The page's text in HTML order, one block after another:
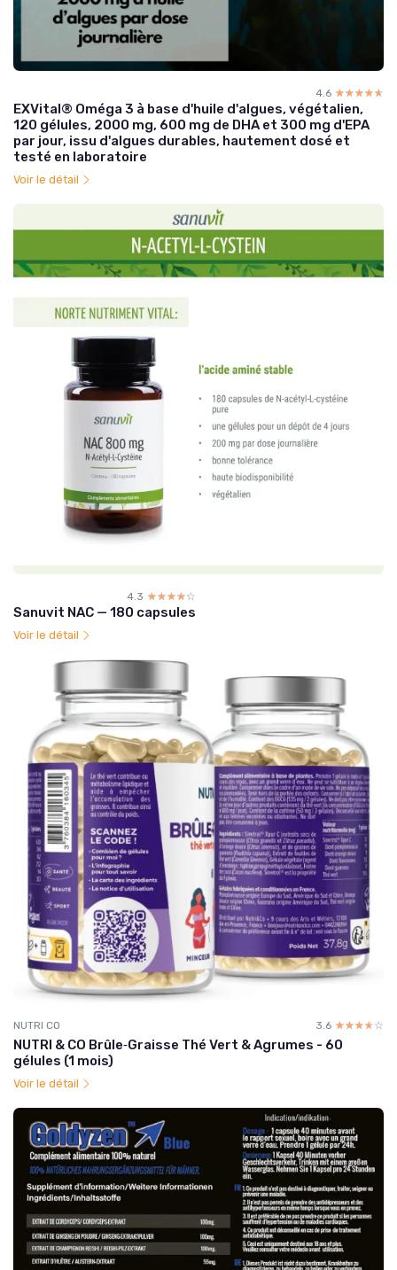
4.6 ☆☆☆☆☆
★★★★★
EXVital® Oméga 3 à base d'huile d'algues, végétalien,
120 gélules, 2000 mg, 600 mg de DHA et 300 mg d'EPA
par jour, issu d'algues durables, hautement dosé et
testé en laboratoire
Voir le détail
4.3 ☆☆☆☆☆
★★★★★
Sanuvit NAC — 180 capsules
Voir le détail
NUTRI CO 3.6 ☆☆☆☆☆
★★★★★
NUTRI & CO Brûle‑Graisse Thé Vert & Agrumes - 60
gélules (1 mois)
Voir le détail